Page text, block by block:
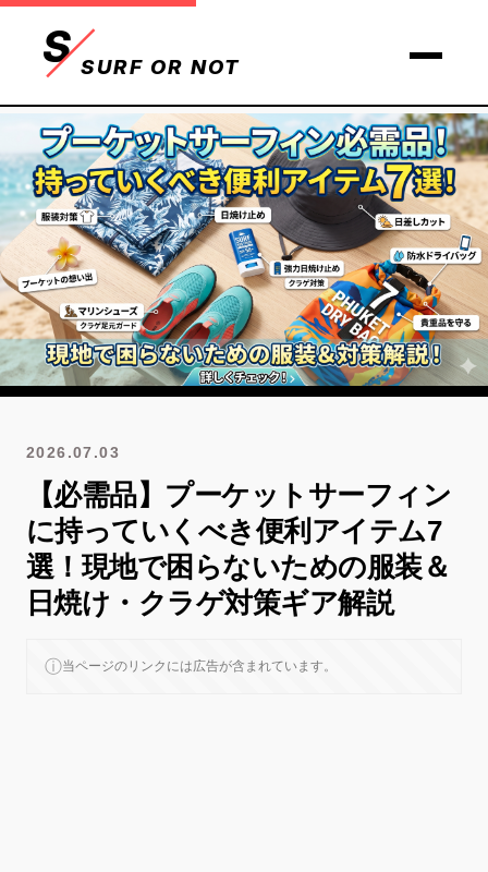
SURF OR NOT
S
2026.07.03
【必需品】プーケットサーフィン
に持っていくべき便利アイテム7
選！現地で困らないための服装＆
日焼け・クラゲ対策ギア解説
ⓘ当ページのリンクには広告が含まれています。